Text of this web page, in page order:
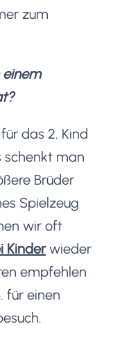
zum
das 2. Kind
schenkt man
Brüder
Spielzeug
wir oft
Kinderwieder
empfehlen
für einen